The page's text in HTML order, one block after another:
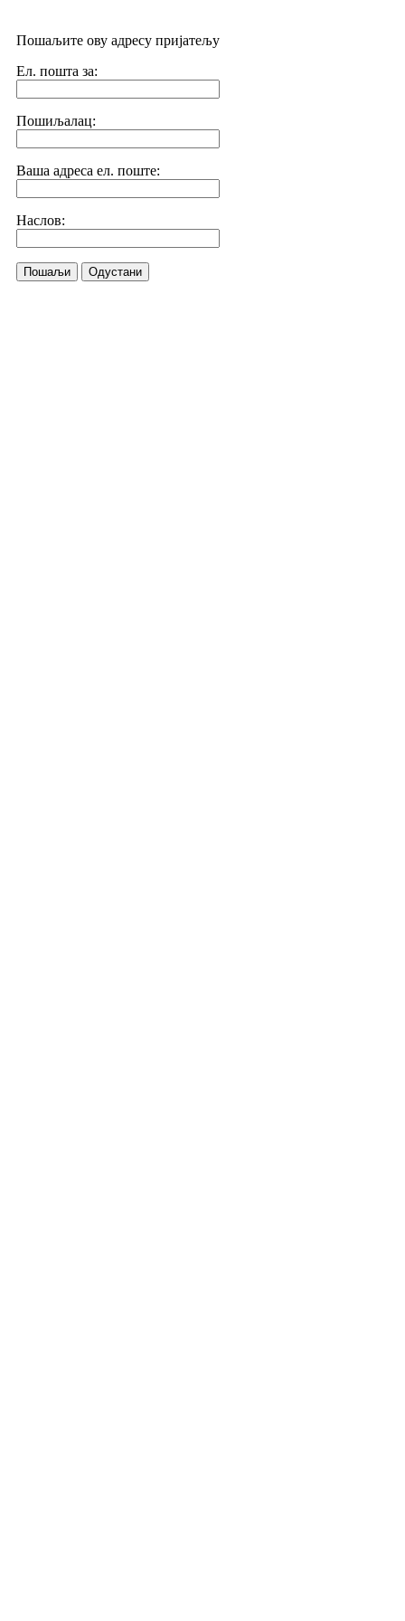
Пошаљите ову адресу пријатељу
Ел. пошта за:
Пошиљалац:
Ваша адреса ел. поште:
Наслов:
Пошаљи Одустани